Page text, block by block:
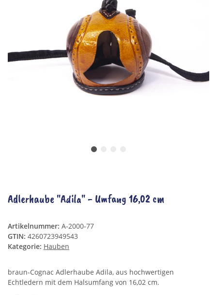
Adlerhaube "Adila" - Umfang 16,02 cm
Artikelnummer: A-2000-77
GTIN: 4260723949543
Kategorie: Hauben
braun-Cognac Adlerhaube Adila, aus hochwertigen
Echtledern mit dem Halsumfang von 16,02 cm.